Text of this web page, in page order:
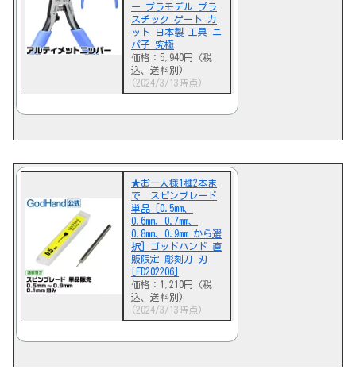
ー プラモデル プラ
スチック ゲート カ
ット 日本製 工具 ニ
パ子 究極
価格：5,940円（税
込、送料別)
(2024/3/13時点)
★お一人様1種2本ま
で スピンブレード
単品 [0.5mm、
0.6mm、0.7mm、
0.8mm、0.9mm から選
択] ゴッドハンド 直
販限定 彫刻刀 刃
[FD202206]
価格：1,210円（税
込、送料別)
(2024/3/13時点)